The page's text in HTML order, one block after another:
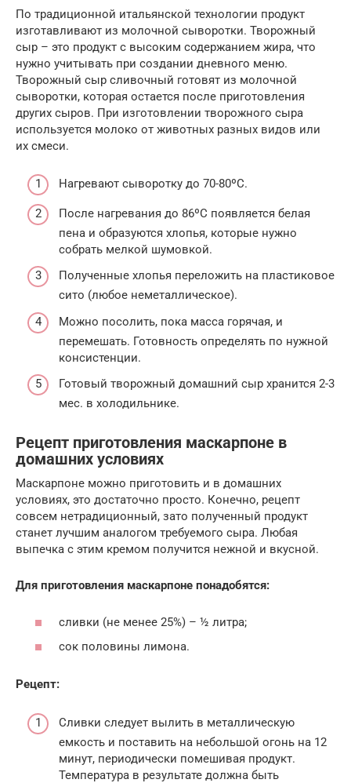
По традиционной итальянской технологии продукт
изготавливают из молочной сыворотки. Творожный
сыр – это продукт с высоким содержанием жира, что
нужно учитывать при создании дневного меню.
Творожный сыр сливочный готовят из молочной
сыворотки, которая остается после приготовления
других сыров. При изготовлении творожного сыра
используется молоко от животных разных видов или
их смеси.
Нагревают сыворотку до 70-80ºС.
После нагревания до 86ºС появляется белая
пена и образуются хлопья, которые нужно
собрать мелкой шумовкой.
Полученные хлопья переложить на пластиковое
сито (любое неметаллическое).
Можно посолить, пока масса горячая, и
перемешать. Готовность определять по нужной
консистенции.
Готовый творожный домашний сыр хранится 2-3
мес. в холодильнике.
Рецепт приготовления маскарпоне в
домашних условиях
Маскарпоне можно приготовить и в домашних
условиях, это достаточно просто. Конечно, рецепт
совсем нетрадиционный, зато полученный продукт
станет лучшим аналогом требуемого сыра. Любая
выпечка с этим кремом получится нежной и вкусной.
Для приготовления маскарпоне понадобятся:
сливки (не менее 25%) – ½ литра;
сок половины лимона.
Рецепт:
Сливки следует вылить в металлическую
емкость и поставить на небольшой огонь на 12
минут, периодически помешивая продукт.
Температура в результате должна быть